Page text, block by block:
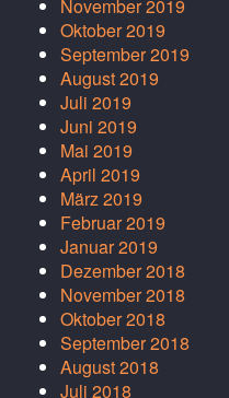
November 2019
Oktober 2019
September 2019
August 2019
Juli 2019
Juni 2019
Mai 2019
April 2019
März 2019
Februar 2019
Januar 2019
Dezember 2018
November 2018
Oktober 2018
September 2018
August 2018
Juli 2018